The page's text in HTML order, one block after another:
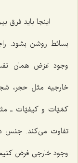
اینجا باید
بسائط روشن بشود.
وجود عَرَض همان
خارجیه مثل حجر،
كمّیّات و كیفیّات ـ
تفاوت مى‌كند. جنس در
وجود خارجى فرض